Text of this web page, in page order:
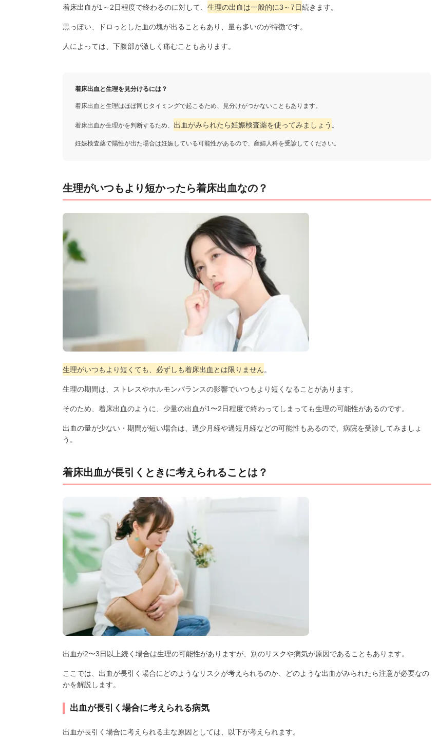
着床出血が1～2日程度で終わるのに対して、 生理の出血は一般的に3～7日続きます。
黒っぽい、ドロっとした血の塊が出ることもあり、量も多いのが特徴です。
人によっては、下腹部が激しく痛むこともあります。
着床出血と生理を見分けるには？
着床出血と生理はほぼ同じタイミングで起こるため、見分けがつかないこともあります。
着床出血か生理かを判断するため、 出血がみられたら妊娠検査薬を使ってみましょう 。
妊娠検査薬で陽性が出た場合は妊娠している可能性があるので、産婦人科を受診してください。
生理がいつもより短かったら着床出血なの？
生理がいつもより短くても、必ずしも着床出血とは限りません。
生理の期間は、ストレスやホルモンバランスの影響でいつもより短くなることがあります。
そのため、着床出血のように、少量の出血が1〜2日程度で終わってしまっても生理の可能性があるのです。
出血の量が少ない・期間が短い場合は、過少月経や過短月経などの可能性もあるので、病院を受診してみましょ
う。
着床出血が長引くときに考えられることは？
出血が2〜3日以上続く場合は生理の可能性がありますが、別のリスクや病気が原因であることもあります。
ここでは、出血が長引く場合にどのようなリスクが考えられるのか、どのような出血がみられたら注意が必要なの
かを解説します。
出血が長引く場合に考えられる病気
出血が長引く場合に考えられる主な原因としては、以下が考えられます。